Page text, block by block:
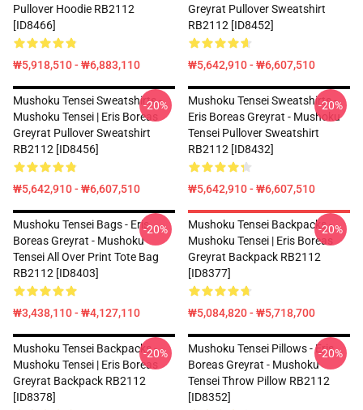
Pullover Hoodie RB2112
[ID8466]
₩5,918,510 - ₩6,883,110
Greyrat Pullover Sweatshirt
RB2112 [ID8452]
₩5,642,910 - ₩6,607,510
Mushoku Tensei Sweatshirts -
Mushoku Tensei | Eris Boreas
Greyrat Pullover Sweatshirt
RB2112 [ID8456]
₩5,642,910 - ₩6,607,510
-20%
Mushoku Tensei Sweatshirts -
Eris Boreas Greyrat - Mushoku
Tensei Pullover Sweatshirt
RB2112 [ID8432]
₩5,642,910 - ₩6,607,510
-20%
Mushoku Tensei Bags - Eris
Boreas Greyrat - Mushoku
Tensei All Over Print Tote Bag
RB2112 [ID8403]
₩3,438,110 - ₩4,127,110
-20%
Mushoku Tensei Backpacks -
Mushoku Tensei | Eris Boreas
Greyrat Backpack RB2112
[ID8377]
₩5,084,820 - ₩5,718,700
-20%
Mushoku Tensei Backpacks -
Mushoku Tensei | Eris Boreas
Greyrat Backpack RB2112
[ID8378]
-20%
Mushoku Tensei Pillows - Eris
Boreas Greyrat - Mushoku
Tensei Throw Pillow RB2112
[ID8352]
-20%